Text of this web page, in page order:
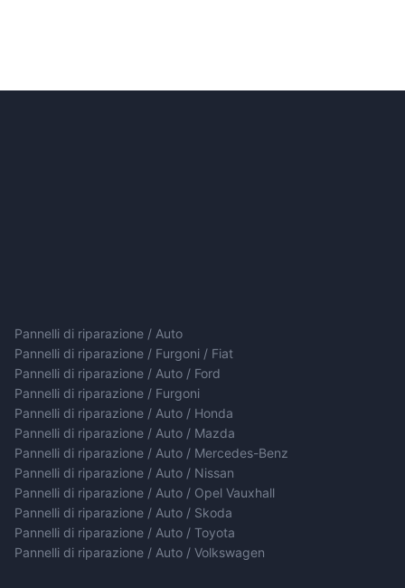
Pannelli di riparazione / Auto
Pannelli di riparazione / Furgoni / Fiat
Pannelli di riparazione / Auto / Ford
Pannelli di riparazione / Furgoni
Pannelli di riparazione / Auto / Honda
Pannelli di riparazione / Auto / Mazda
Pannelli di riparazione / Auto / Mercedes-Benz
Pannelli di riparazione / Auto / Nissan
Pannelli di riparazione / Auto / Opel Vauxhall
Pannelli di riparazione / Auto / Skoda
Pannelli di riparazione / Auto / Toyota
Pannelli di riparazione / Auto / Volkswagen